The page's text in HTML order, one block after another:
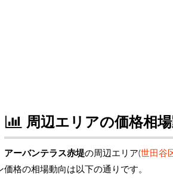
周辺エリアの価格相
アーバンテラス赤堤の周辺エリア(世田谷
価格の相場動向は以下の通りです。